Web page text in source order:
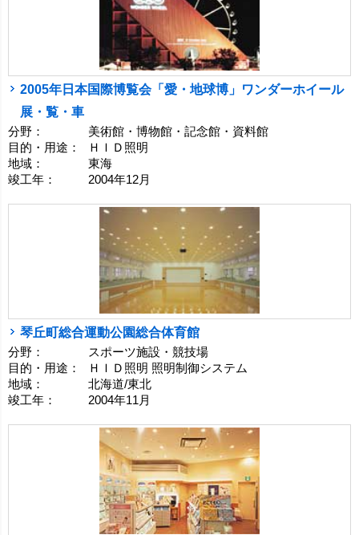
2005年日本国際博覧会「愛・地球博」ワンダーホイール
展・覧・車
分野：
美術館・博物館・記念館・資料館
目的・用途：
ＨＩＤ照明
地域：
東海
竣工年：
2004年12月
琴丘町総合運動公園総合体育館
分野：
スポーツ施設・競技場
目的・用途：
ＨＩＤ照明 照明制御システム
地域：
北海道/東北
竣工年：
2004年11月